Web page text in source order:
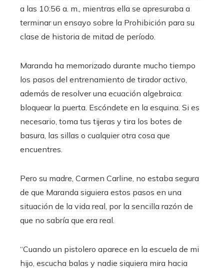
a las 10:56 a. m., mientras ella se apresuraba a
terminar un ensayo sobre la Prohibición para su
clase de historia de mitad de período.
Maranda ha memorizado durante mucho tiempo
los pasos del entrenamiento de tirador activo,
además de resolver una ecuación algebraica:
bloquear la puerta. Escóndete en la esquina. Si es
necesario, toma tus tijeras y tira los botes de
basura, las sillas o cualquier otra cosa que
encuentres.
Pero su madre, Carmen Carline, no estaba segura
de que Maranda siguiera estos pasos en una
situación de la vida real, por la sencilla razón de
que no sabría que era real.
“Cuando un pistolero aparece en la escuela de mi
hijo, escucha balas y nadie siquiera mira hacia